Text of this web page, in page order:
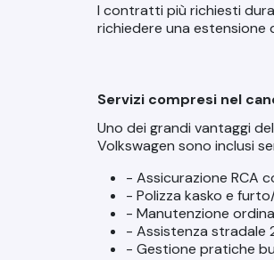
I contratti più richiesti
richiedere una estensione
Servizi compresi nel
Uno dei grandi vantaggi
Volkswagen sono inclusi
- Assicurazione RCA
- Polizza kasko e
- Manutenzione
- Assistenza stradale
- Gestione pratiche